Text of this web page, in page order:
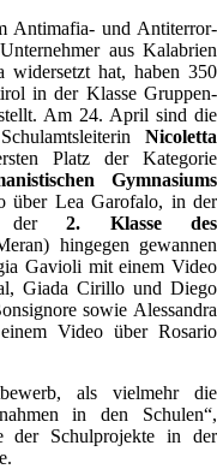
Antimafia- und Antiterror-
aus Kalabrien
widersetzt hat, haben 350
in der Klasse Gruppen-
Am 24. April sind die
Nicoletta
Platz der Kategorie
Gymnasiums
über Lea Garofalo, in der
der2. Klasse des
hingegen gewannen
Gavioli mit einem Video
Giada Cirillo und Diego
sowie Alessandra
Video über Rosario
als vielmehr die
in den Schulen“,
der Schulprojekte in der